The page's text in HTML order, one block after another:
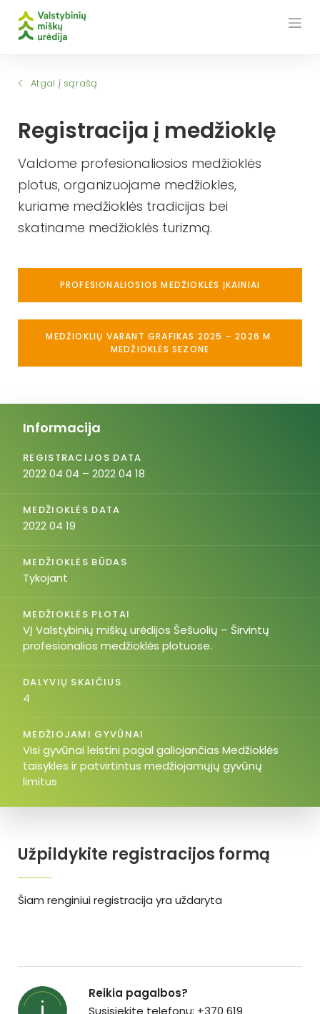
Atgal į sąrašą
Registracija į medžioklę
Valdome profesionaliosios medžioklės
plotus, organizuojame medžiokles,
kuriame medžioklės tradicijas bei
skatiname medžioklės turizmą.
PROFESIONALIOSIOS MEDŽIOKLĖS ĮKAINIAI
MEDŽIOKLIŲ VARANT GRAFIKAS 2025 – 2026 M.
MEDŽIOKLĖS SEZONE
Užpildykite registracijos formą
Šiam renginiui registracija yra uždaryta
Informacija
REGISTRACIJOS DATA
2022 04 04 – 2022 04 18
MEDŽIOKLĖS DATA
2022 04 19
MEDŽIOKLĖS BŪDAS
Tykojant
MEDŽIOKLĖS PLOTAI
VĮ Valstybinių miškų urėdijos Šešuolių – Širvintų
profesionalios medžioklės plotuose.
DALYVIŲ SKAIČIUS
4
MEDŽIOJAMI GYVŪNAI
Visi gyvūnai leistini pagal galiojančias Medžioklės
taisykles ir patvirtintus medžiojamųjų gyvūnų
limitus
Reikia pagalbos?
Susisiekite telefonu: +370 619